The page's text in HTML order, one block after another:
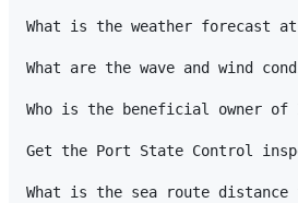
What is the weather forecast
What are the wave and wind
Who is the beneficial owner of
Get the Port State Control
What is the sea route distance